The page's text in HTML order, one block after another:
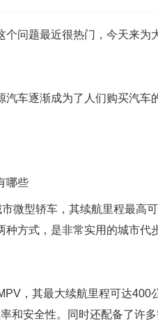
个问题最近很热门，今天来为
汽车逐渐成为了人们购买汽
微型轿车，其续航里程最高
方式，是非常实用的城市代
，其最大续航里程可达400
和安全性。同时还配备了许